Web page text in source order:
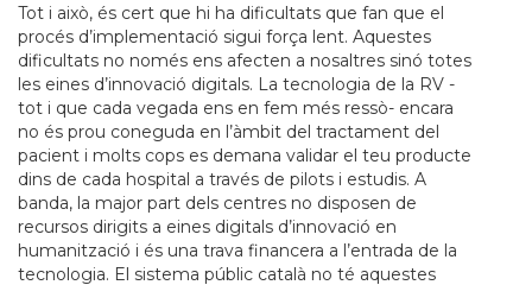
Tot i això, és cert que hi ha dificultats que fan que el
procés d’implementació sigui força lent. Aquestes
dificultats no només ens afecten a nosaltres sinó totes
les eines d’innovació digitals. La tecnologia de la RV -
tot i que cada vegada ens en fem més ressò- encara
no és prou coneguda en l’àmbit del tractament del
pacient i molts cops es demana validar el teu producte
dins de cada hospital a través de pilots i estudis. A
banda, la major part dels centres no disposen de
recursos dirigits a eines digitals d’innovació en
humanització i és una trava financera a l’entrada de la
tecnologia. El sistema públic català no té aquestes